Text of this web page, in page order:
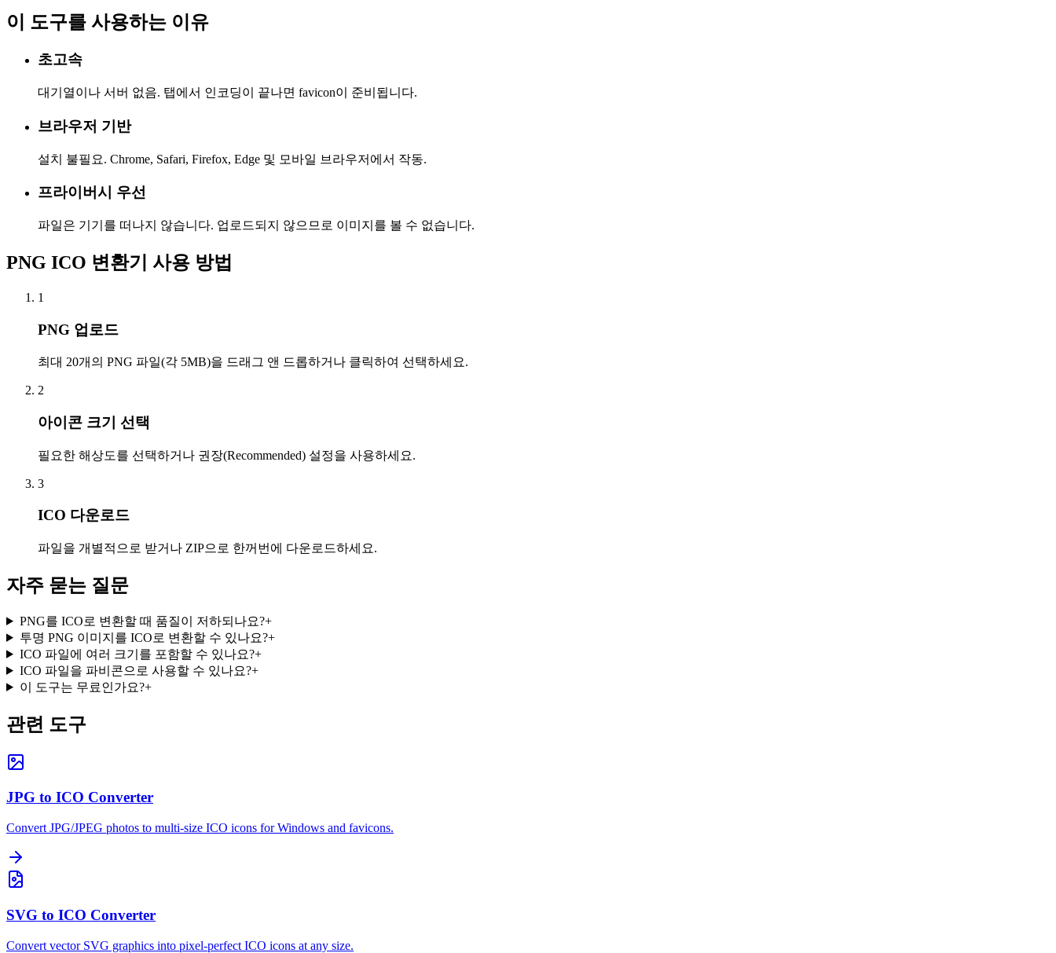
이 도구를 사용하는 이유
초고속
대기열이나 서버 없음. 탭에서 인코딩이 끝나면 favicon이 준비됩니다.
브라우저 기반
설치 불필요. Chrome, Safari, Firefox, Edge 및 모바일 브라우저에서 작동.
프라이버시 우선
파일은 기기를 떠나지 않습니다. 업로드되지 않으므로 이미지를 볼 수 없습니다.
PNG ICO 변환기 사용 방법
1
PNG 업로드
최대 20개의 PNG 파일(각 5MB)을 드래그 앤 드롭하거나 클릭하여 선택하세요.
2
아이콘 크기 선택
필요한 해상도를 선택하거나 권장(Recommended) 설정을 사용하세요.
3
ICO 다운로드
파일을 개별적으로 받거나 ZIP으로 한꺼번에 다운로드하세요.
자주 묻는 질문
PNG를 ICO로 변환할 때 품질이 저하되나요?+
투명 PNG 이미지를 ICO로 변환할 수 있나요?+
ICO 파일에 여러 크기를 포함할 수 있나요?+
ICO 파일을 파비콘으로 사용할 수 있나요?+
이 도구는 무료인가요?+
관련 도구
JPG to ICO Converter
Convert JPG/JPEG photos to multi-size ICO icons for Windows and favicons.
SVG to ICO Converter
Convert vector SVG graphics into pixel-perfect ICO icons at any size.